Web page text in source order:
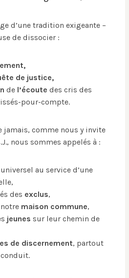
d’une tradition exigeante –
de dissocier :
de justice,
de l’écoute des cris des
pour-compte.
jamais, comme nous y invite
nous sommes appelés à :
au service d’une
des exclus,
maison commune,
jeunes sur leur chemin de
de discernement, partout